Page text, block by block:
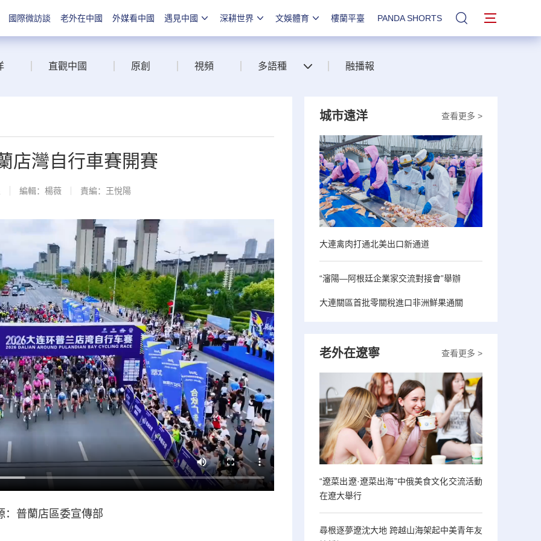
國際微訪談 老外在中國 外媒看中國 遇見中國 深耕世界 文娛體育 樓蘭平臺 PANDA SHORTS 站內搜索
直觀中國 原創 視頻 多語種 融播報
店灣自行車賽開賽
編輯：楊薇 責編：王悅陽
：普蘭店區委宣傳部
查看更多 >
城市遠洋
大連禽肉打通北美出口新通道
“瀋陽—阿根廷企業家交流對接會”舉辦
大連關區首批零關稅進口非洲鮮果通關
查看更多 >
老外在遼寧
“遼菜出遼·遼菜出海”中俄美食文化交流活動
在遼大舉行
尋根逐夢遼沈大地 跨越山海架起中美青年友